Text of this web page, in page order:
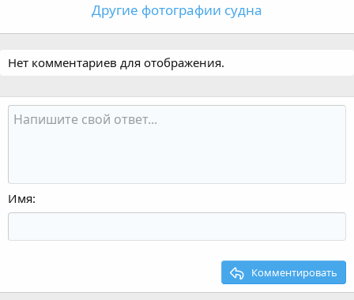
Другие фотографии судна
Нет комментариев для отображения.
Имя
Комментировать